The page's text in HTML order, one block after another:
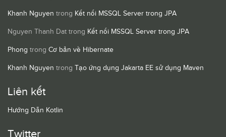
Khanh Nguyen trong Kết nối MSSQL Server trong JPA
Nguyen Thanh Dat trong Kết nối MSSQL Server trong JPA
Phong trong Cơ bản về Hibernate
Khanh Nguyen trong Tạo ứng dụng Jakarta EE sử dụng Maven
Liên kết
Hướng Dẫn Kotlin
Twitter